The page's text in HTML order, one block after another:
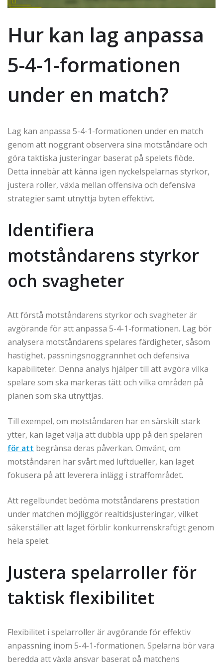
Hur kan lag anpassa
5-4-1-formationen
under en match?
Lag kan anpassa 5-4-1-formationen under en match
genom att noggrant observera sina motståndare och
göra taktiska justeringar baserat på spelets flöde.
Detta innebär att känna igen nyckelspelarnas styrkor,
justera roller, växla mellan offensiva och defensiva
strategier samt utnyttja byten effektivt.
Identifiera
motståndarens styrkor
och svagheter
Att förstå motståndarens styrkor och svagheter är
avgörande för att anpassa 5-4-1-formationen. Lag bör
analysera motståndarens spelares färdigheter, såsom
hastighet, passningsnoggrannhet och defensiva
kapabiliteter. Denna analys hjälper till att avgöra vilka
spelare som ska markeras tätt och vilka områden på
planen som ska utnyttjas.
Till exempel, om motståndaren har en särskilt stark
ytter, kan laget välja att dubbla upp på den spelaren
för att begränsa deras påverkan. Omvänt, om
motståndaren har svårt med luftdueller, kan laget
fokusera på att leverera inlägg i straffområdet.
Att regelbundet bedöma motståndarens prestation
under matchen möjliggör realtidsjusteringar, vilket
säkerställer att laget förblir konkurrenskraftigt genom
hela spelet.
Justera spelarroller för
taktisk flexibilitet
Flexibilitet i spelarroller är avgörande för effektiv
anpassning inom 5-4-1-formationen. Spelarna bör vara
beredda att växla ansvar baserat på matchens